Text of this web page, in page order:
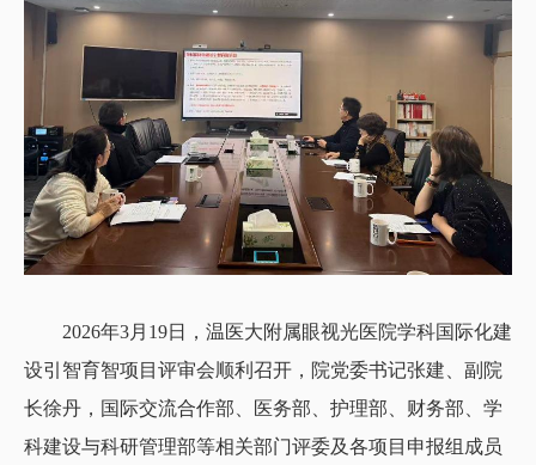
2026年3月19日，温医大附属眼视光医院学科国际化建
设引智育智项目评审会顺利召开，院党委书记张建、副院
长徐丹，国际交流合作部、医务部、护理部、财务部、学
科建设与科研管理部等相关部门评委及各项目申报组成员